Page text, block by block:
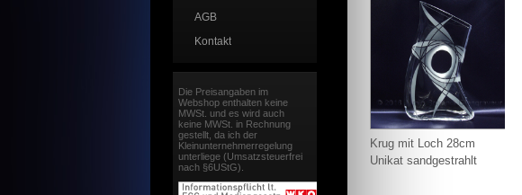
Krug mit Loch 28cm
Unikat sandgestrahlt
AGB
Kontakt
Die Preisangaben im
Webshop enthalten keine
MWSt. und es wird auch
keine MWSt. in Rechnung
gestellt, da ich der
Kleinunternehmerregelung
unterliege (Umsatzsteuerfrei
nach §6UStG).